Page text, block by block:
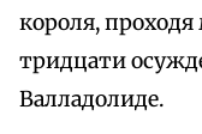
короля,
тридцати
Валладолиде.